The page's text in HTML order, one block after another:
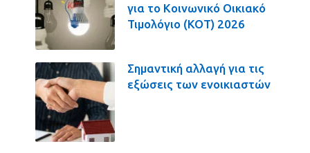
για το Κοινωνικό Οικιακό
Τιμολόγιο (ΚΟΤ) 2026
Σημαντική αλλαγή για τις
εξώσεις των ενοικιαστών